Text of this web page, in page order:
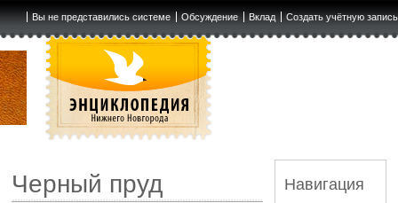
Вы не представились системе Обсуждение Вклад Создать учётную запись
Черный пруд Навигация